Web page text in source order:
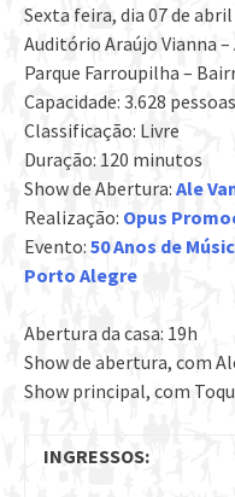
Sexta feira, dia 07 de
Auditório Araújo Vianna –
Parque Farroupilha –
Capacidade: 3.628 pessoas
Classificação: Livre
Duração: 120 minutos
Show de Abertura: Ale
Realização: Opus
Evento: 50 Anos de
Porto Alegre
Abertura da casa: 19h
Show de abertura, com
Show principal, com
INGRESSOS: